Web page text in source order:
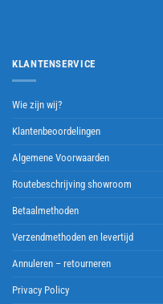
KLANTENSERVICE
Wie zijn wij?
Klantenbeoordelingen
Algemene Voorwaarden
Routebeschrijving showroom
Betaalmethoden
Verzendmethoden en levertijd
Annuleren – retourneren
Privacy Policy